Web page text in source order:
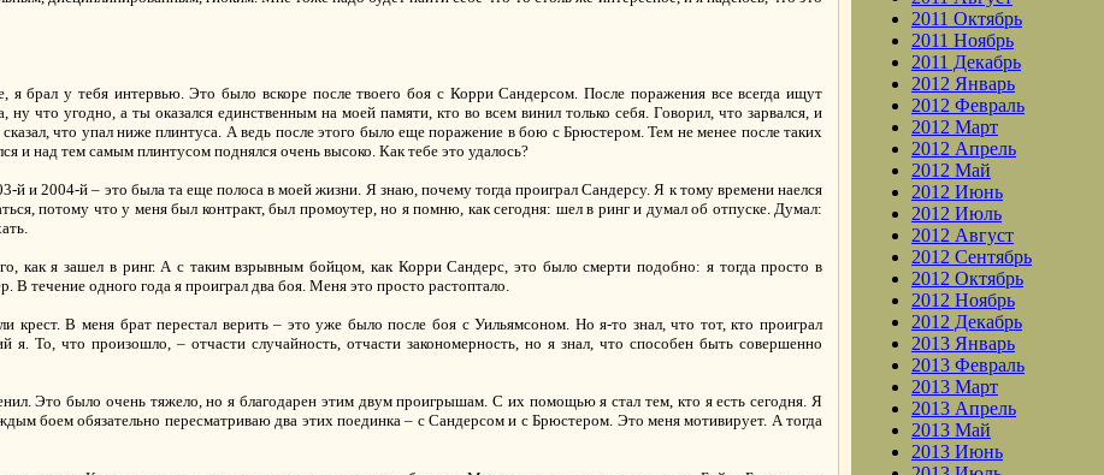
я брал у тебя интервью. Это было вскоре после твоего боя с Корри Сандерсом. После поражения все всегда ищут
ну что угодно, а ты оказался единственным на моей памяти, кто во всем винил только себя. Говорил, что зарвался, и
что упал ниже плинтуса. А ведь после этого было еще поражение в бою с Брюстером. Тем не менее после таких
и над тем самым плинтусом поднялся очень высоко. Как тебе это удалось?
й и 2004-й – это была та еще полоса в моей жизни. Я знаю, почему тогда проиграл Сандерсу. Я к тому времени наелся
потому что у меня был контракт, был промоутер, но я помню, как сегодня: шел в ринг и думал об отпуске. Думал:
как я зашел в ринг. А с таким взрывным бойцом, как Корри Сандерс, это было смерти подобно: я тогда просто в
течение одного года я проиграл два боя. Меня это просто растоптало.
крест. В меня брат перестал верить – это уже было после боя с Уильямсоном. Но я-то знал, что тот, кто проиграл
То, что произошло, – отчасти случайность, отчасти закономерность, но я знал, что способен быть совершенно
Это было очень тяжело, но я благодарен этим двум проигрышам. С их помощью я стал тем, кто я есть сегодня. Я
боем обязательно пересматриваю два этих поединка – с Сандерсом и с Брюстером. Это меня мотивирует. А тогда
2011 Октябрь
2011 Ноябрь
2011 Декабрь
2012 Январь
2012 Февраль
2012 Март
2012 Апрель
2012 Май
2012 Июнь
2012 Июль
2012 Август
2012 Сентябрь
2012 Октябрь
2012 Ноябрь
2012 Декабрь
2013 Январь
2013 Февраль
2013 Март
2013 Апрель
2013 Май
2013 Июнь